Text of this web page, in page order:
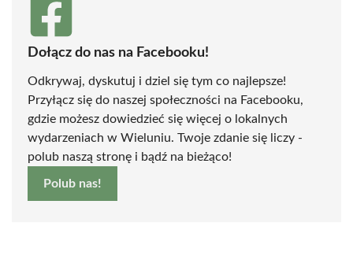
Dołącz do nas na Facebooku!
Odkrywaj, dyskutuj i dziel się tym co najlepsze!
Przyłącz się do naszej społeczności na Facebooku,
gdzie możesz dowiedzieć się więcej o lokalnych
wydarzeniach w Wieluniu. Twoje zdanie się liczy -
polub naszą stronę i bądź na bieżąco!
Polub nas!